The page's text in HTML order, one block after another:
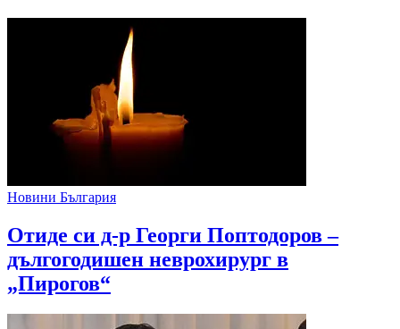
Новини България
Отиде си д-р Георги Поптодоров –
дългогодишен неврохирург в
„Пирогов“